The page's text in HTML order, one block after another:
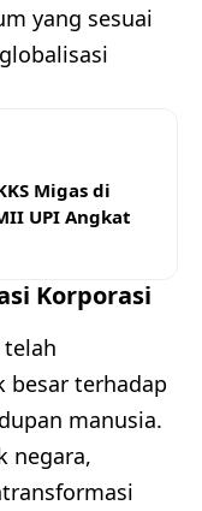
yang sesuai
Migas di
UPI Angkat
Korporasi
besar terhadap
manusia.
negara,